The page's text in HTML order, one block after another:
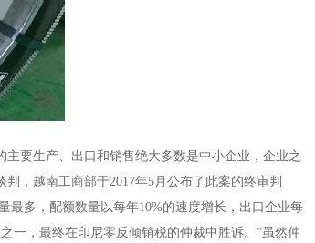
要生产、出口和销售绝大多数是中小企业，企业之
，越南工商部于2017年5月公布了此案的终审判
最多，配额数量以每年10%的速度增长，出口企业每
一，最终在印尼零反倾销税的仲裁中胜诉。”虽然仲